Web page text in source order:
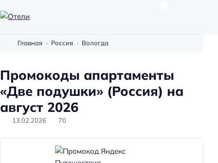
и
Главная Россия Вологда
Промокоды апартаменты
«Две подушки» (Россия) на
август 2026
13.02.2026 70